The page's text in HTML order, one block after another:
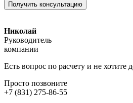
Получить консультацию
Николай
Руководитель
компании
Есть вопрос по расчету и не хотите
Просто позвоните
+7 (831) 275-86-55